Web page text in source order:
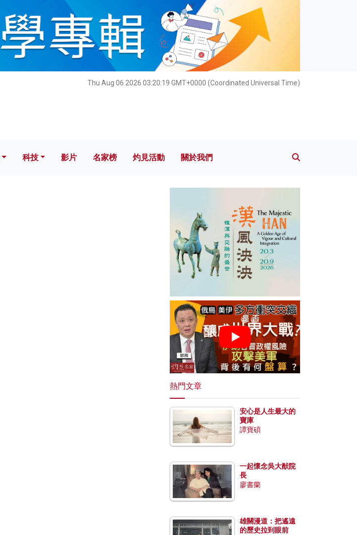
Thu Aug 06 2026 03:20:20 GMT+0000 (Coordinated Universal Time)
科技 影片 名家榜 灼見活動 關於我們
科技 影片 名家榜 灼見活動 關於我們
熱門文章
安心是人生最大的
寶庫
譚寶碩
一起懷念吳大猷院
長
廖書蘭
雄關漫道：把遙遠
的歷史拉到眼前